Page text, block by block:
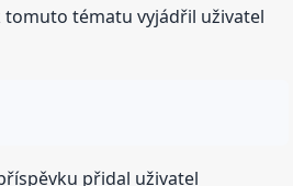
tomuto tématu vyjádřil uživatel
přidal uživatel